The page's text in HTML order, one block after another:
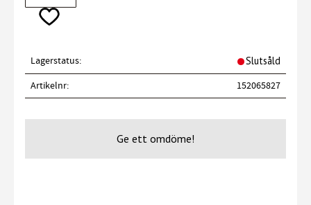
Lägg till i favoriter
Lagerstatus
Slutsåld
Artikelnr
152065827
Ge ett omdöme!